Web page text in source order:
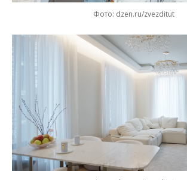
Фото: dzen.ru/zvezditut